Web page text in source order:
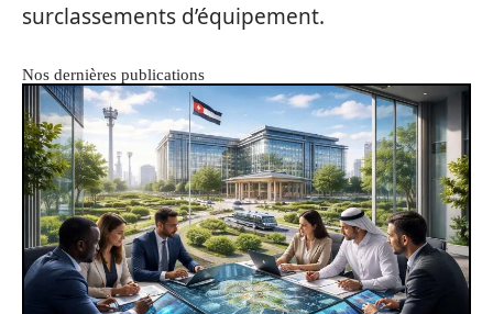
surclassements d’équipement.
Nos dernières publications